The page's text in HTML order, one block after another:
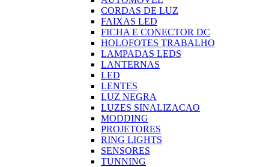
CORDAS DE LUZ
FAIXAS LED
FICHA E CONECTOR DC
HOLOFOTES TRABALHO
LAMPADAS LEDS
LANTERNAS
LED
LENTES
LUZ NEGRA
LUZES SINALIZACAO
MODDING
PROJETORES
RING LIGHTS
SENSORES
TUNNING